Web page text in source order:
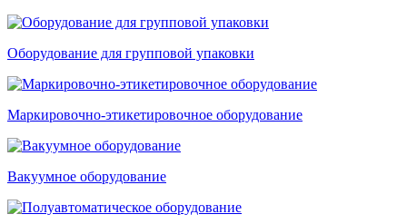
Оборудование для групповой упаковки
Маркировочно-этикетировочное оборудование
Вакуумное оборудование